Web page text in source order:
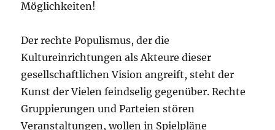
Möglichkeiten!
Der rechte Populismus, der die
Kultureinrichtungen als Akteure dieser
gesellschaftlichen Vision angreift, steht der
Kunst der Vielen feindselig gegenüber. Rechte
Gruppierungen und Parteien stören
Veranstaltungen, wollen in Spielpläne